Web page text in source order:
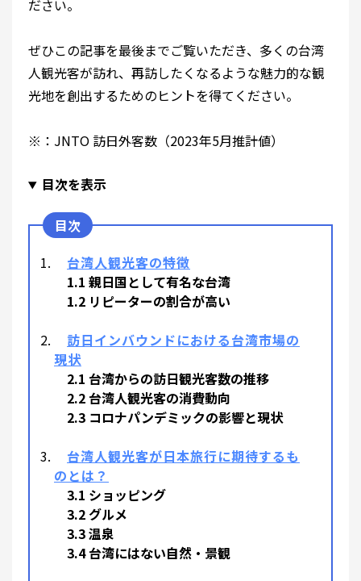
ださい。
ぜひこの記事を最後までご覧いただき、多くの台湾
人観光客が訪れ、再訪したくなるような魅力的な観
光地を創出するためのヒントを得てください。
※：JNTO 訪日外客数（2023年5月推計値）
目次を表示
台湾人観光客の特徴
1.1 親日国として有名な台湾
1.2 リピーターの割合が高い
訪日インバウンドにおける台湾市場の
現状
2.1 台湾からの訪日観光客数の推移
2.2 台湾人観光客の消費動向
2.3 コロナパンデミックの影響と現状
台湾人観光客が日本旅行に期待するも
のとは？
3.1 ショッピング
3.2 グルメ
3.3 温泉
3.4 台湾にはない自然・景観